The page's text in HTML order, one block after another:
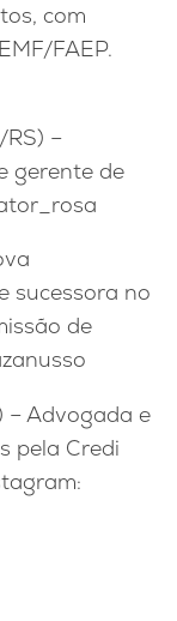
com
FAEP.
–
gerente de
sucessora no
de
– Advogada e
pela Credi